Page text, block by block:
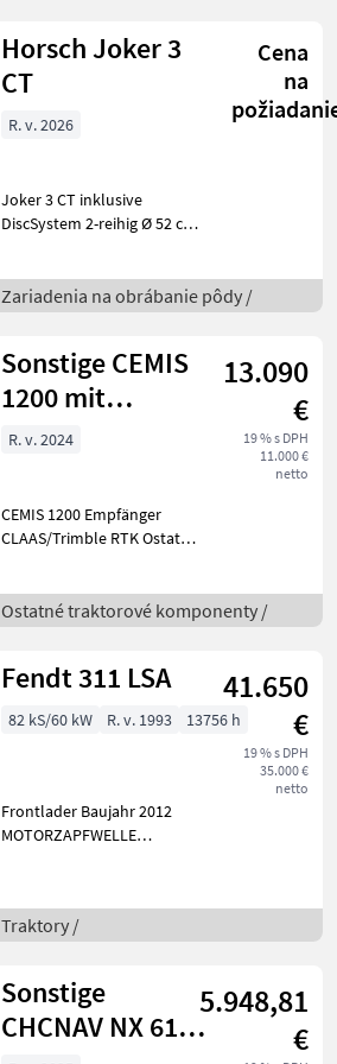
Horsch Joker 3
CT
Cena
na
R. v. 2026
Joker 3 CT inklusive
DiscSystem 2-reihig Ø 52 cm
gezahnt Ø 52 cm RingFlex
Packer Ø 60 cm
Zariadenia na obrábanie pôdy /
Sonstige CEMIS
1200 mit
Empfänger
13.090
€
19 % s DPH
11.000 €
netto
R. v. 2024
CEMIS 1200 Empfänger
CLAAS/Trimble RTK Ostatné
komponenty
Ostatné traktorové komponenty /
Fendt 311 LSA
41.650
€
19 % s DPH
35.000 €
netto
82 kS/60 kW R. v. 1993 13756 h
Frontlader Baujahr 2012
MOTORZAPFWELLE
TURBOKUPPLUNG
SCHALTUNG 40 KM/H
HEIZUNG MIT
DREISTUFENGEBLAESE
KOTFLUEGEL
Traktory /
Sonstige
CHCNAV NX 610
5.948,81
€